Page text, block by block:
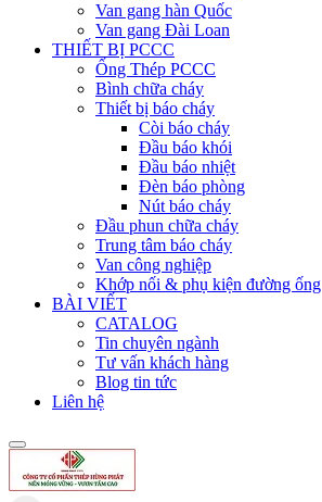
Van gang hàn Quốc
Van gang Đài Loan
THIẾT BỊ PCCC
Ống Thép PCCC
Bình chữa cháy
Thiết bị báo cháy
Còi báo cháy
Đầu báo khói
Đầu báo nhiệt
Đèn báo phòng
Nút báo cháy
Đầu phun chữa cháy
Trung tâm báo cháy
Van công nghiệp
Khớp nối & phụ kiện đường ống
BÀI VIẾT
CATALOG
Tin chuyên ngành
Tư vấn khách hàng
Blog tin tức
Liên hệ